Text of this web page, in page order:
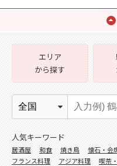
エリア
から探す
人気キーワード
居酒屋 和食 焼き鳥 懐石・会
フランス料理
アジア料理 喫茶